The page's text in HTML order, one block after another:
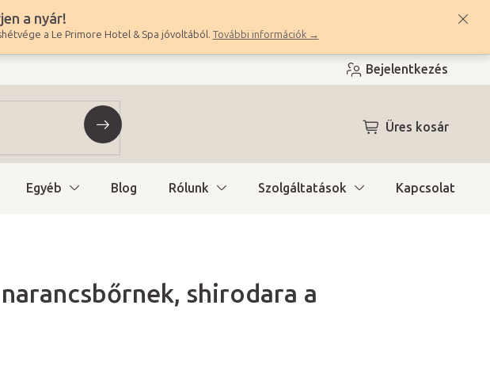
a nyár!
a Le Primore Hotel & Spa jóvoltából. További információk →
Bejelentkezés
KOSÁR
Üres kosár
Egyéb Blog Rólunk Szolgáltatások Kapcsolat
shirodara a